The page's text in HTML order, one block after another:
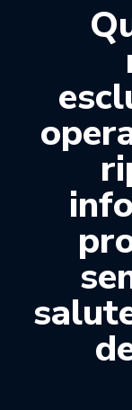
SPLINT ONE
158,00
€